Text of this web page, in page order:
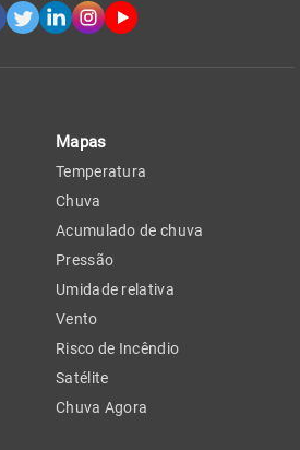
Mapas
Temperatura
Chuva
Acumulado de chuva
Pressão
Umidade relativa
Vento
Risco de Incêndio
Satélite
Chuva Agora